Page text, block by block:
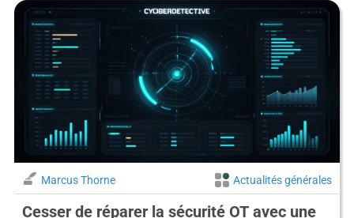
Marcus Thorne Actualités générales
Cesser de réparer la sécurité OT avec une